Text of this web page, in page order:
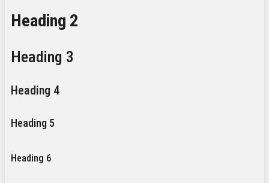
Heading 2
Heading 3
Heading 4
Heading 5
Heading 6